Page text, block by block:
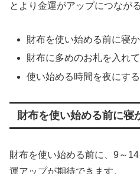
とより金運がアップにつなが
財布を使い始める前に寝
財布に多めのお札を入れて
使い始める時間を夜にする
財布を使い始める前に寝
財布を使い始める前に、9～
運アップが期待できます。